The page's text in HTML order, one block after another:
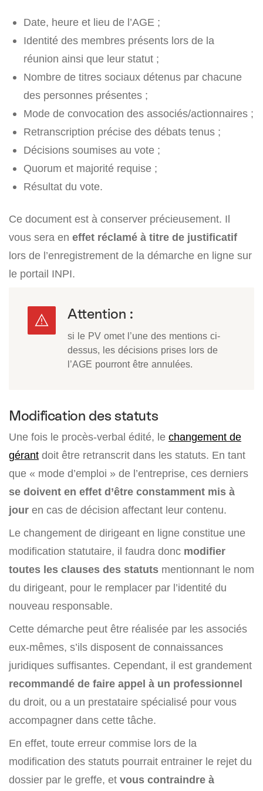
Date, heure et lieu de l’AGE ;
Identité des membres présents lors de la
réunion ainsi que leur statut ;
Nombre de titres sociaux détenus par chacune
des personnes présentes ;
Mode de convocation des associés/actionnaires ;
Retranscription précise des débats tenus ;
Décisions soumises au vote ;
Quorum et majorité requise ;
Résultat du vote.
Ce document est à conserver précieusement. Il
vous sera en effet réclamé à titre de justificatif
lors de l’enregistrement de la démarche en ligne sur
le portail INPI.
Attention :
si le PV omet l’une des mentions ci-
dessus, les décisions prises lors de
l’AGE pourront être annulées.
Modification des statuts
Une fois le procès-verbal édité, le changement de
gérant doit être retranscrit dans les statuts. En tant
que « mode d’emploi » de l’entreprise, ces derniers
se doivent en effet d’être constamment mis à
jour en cas de décision affectant leur contenu.
Le changement de dirigeant en ligne constitue une
modification statutaire, il faudra donc modifier
toutes les clauses des statuts mentionnant le nom
du dirigeant, pour le remplacer par l’identité du
nouveau responsable.
Cette démarche peut être réalisée par les associés
eux-mêmes, s’ils disposent de connaissances
juridiques suffisantes. Cependant, il est grandement
recommandé de faire appel à un professionnel
du droit, ou a un prestataire spécialisé pour vous
accompagner dans cette tâche.
En effet, toute erreur commise lors de la
modification des statuts pourrait entrainer le rejet du
dossier par le greffe, et vous contraindre à